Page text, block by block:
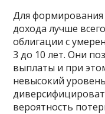
Для формирования
дохода лучше
облигации с
3 до 10 лет. Они
выплаты и при
невысокий
вероятность